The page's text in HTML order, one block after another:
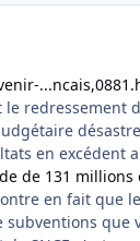
le redressement
en excédent
de 131 millions
en fait que
que